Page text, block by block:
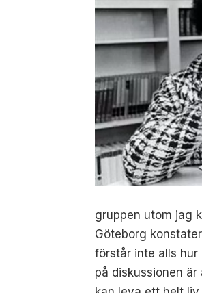
gruppen utom jag
Göteborg
förstår inte alls
på diskussionen